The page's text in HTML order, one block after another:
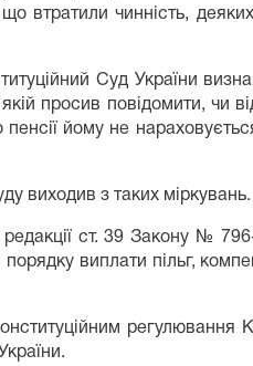
чинність, деяких
Суд України
просив повідомити, чи
йому не
виходив з таких міркувань.
ст. 39 Закону №
виплати пільг,
регулювання